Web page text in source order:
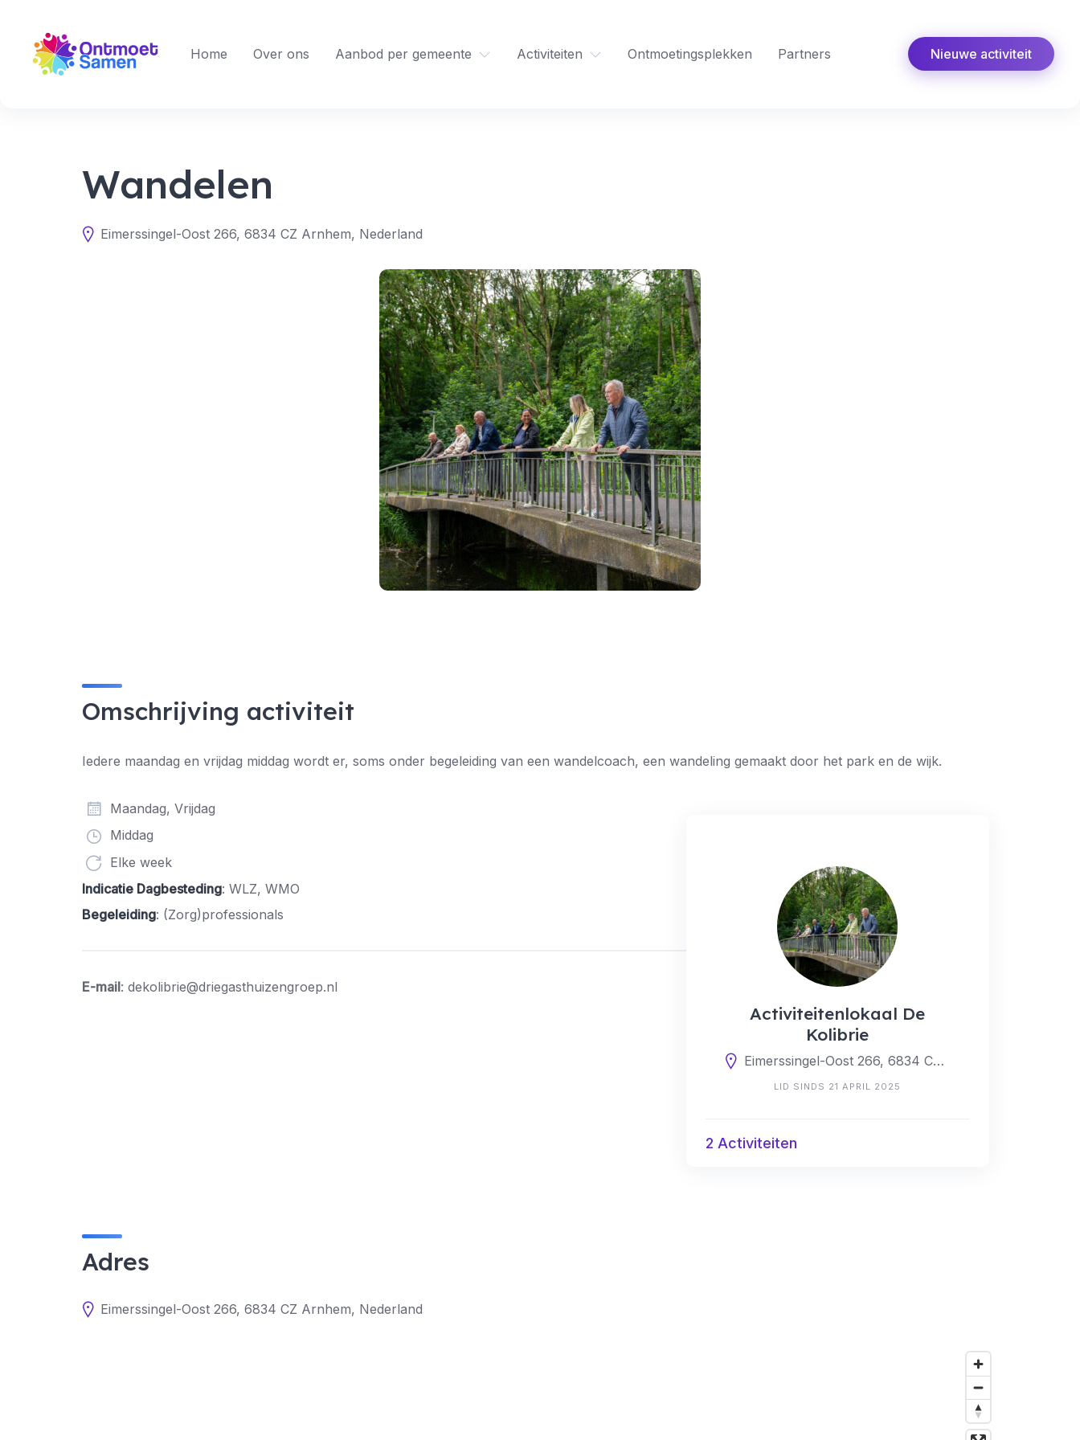
content
Home Over ons Aanbod per gemeente Activiteiten Ontmoetingsplekken Partners Nieuwe activiteit
Wandelen
Eimerssingel-Oost 266, 6834 CZ Arnhem, Nederland
Omschrijving activiteit
Iedere maandag en vrijdag middag wordt er, soms onder begeleiding van een wandelcoach, een wandeling gemaakt door het park en de wijk.
Maandag, Vrijdag
Middag
Elke week
Indicatie Dagbesteding: WLZ, WMO
Begeleiding: (Zorg)professionals
E-mail: dekolibrie@driegasthuizengroep.nl
Activiteitenlokaal De
Kolibrie
Eimerssingel-Oost 266, 6834 CZ Arnhem, Nederland
LID SINDS 21 APRIL 2025
2 Activiteiten
Adres
Eimerssingel-Oost 266, 6834 CZ Arnhem, Nederland